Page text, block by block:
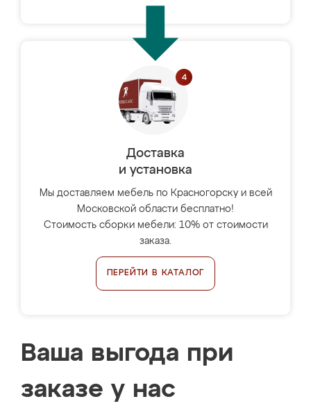
Доставка
и установка
Мы доставляем мебель по Красногорску и всей
Московской области бесплатно!
Стоимость сборки мебели: 10% от стоимости
заказа.
ПЕРЕЙТИ В КАТАЛОГ
Ваша выгода при
заказе у нас